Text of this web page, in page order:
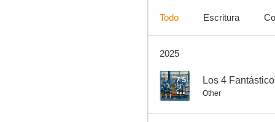
7.3
Todo Escritura
2025
7.5 Los 4
Other